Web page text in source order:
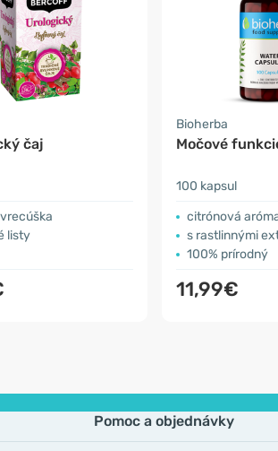
čaj
listy
Bioherba
Močové
100 kapsul
citrónová
s rastlinnými
100% prírodný
11,99€
Pomoc a objednávky